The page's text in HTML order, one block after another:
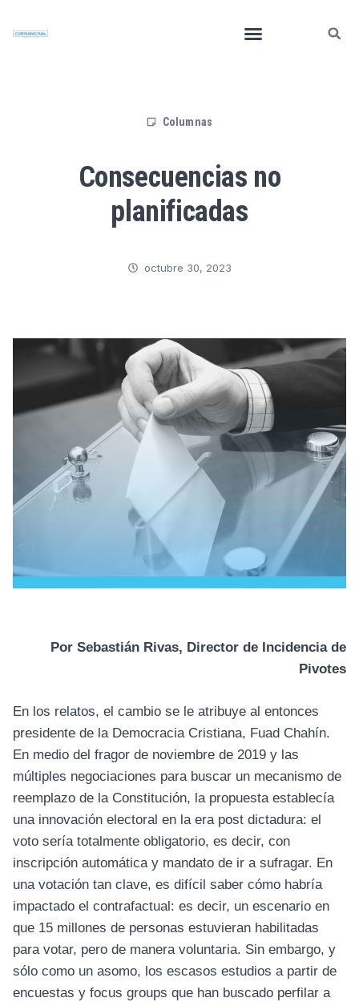
Columnas
Consecuencias no
planificadas
octubre 30, 2023
Por Sebastián Rivas, Director de Incidencia de
Pivotes
En los relatos, el cambio se le atribuye al entonces
presidente de la Democracia Cristiana, Fuad Chahín.
En medio del fragor de noviembre de 2019 y las
múltiples negociaciones para buscar un mecanismo de
reemplazo de la Constitución, la propuesta establecía
una innovación electoral en la era post dictadura: el
voto sería totalmente obligatorio, es decir, con
inscripción automática y mandato de ir a sufragar. En
una votación tan clave, es difícil saber cómo habría
impactado el contrafactual: es decir, un escenario en
que 15 millones de personas estuvieran habilitadas
para votar, pero de manera voluntaria. Sin embargo, y
sólo como un asomo, los escasos estudios a partir de
encuestas y focus groups que han buscado perfilar a